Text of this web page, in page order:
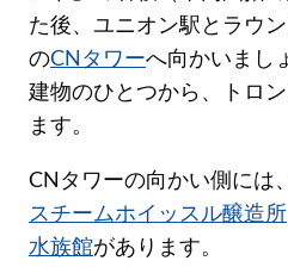
た後、ユニオン駅とラウ
のCNタワーへ向かいまし
建物のひとつから、トロ
ます。
CNタワーの向かい側には、
スチームホイッスル醸造所
水族館があります。